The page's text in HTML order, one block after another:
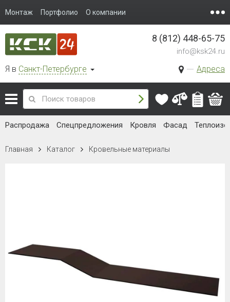
Монтаж Портфолио О компании
Я в Санкт-Петербурге Адреса
8 (812) 448-65-75
info@ksk24.ru
Распродажа Спецпредложения Кровля Фасад
Главная Каталог Кровельные материалы